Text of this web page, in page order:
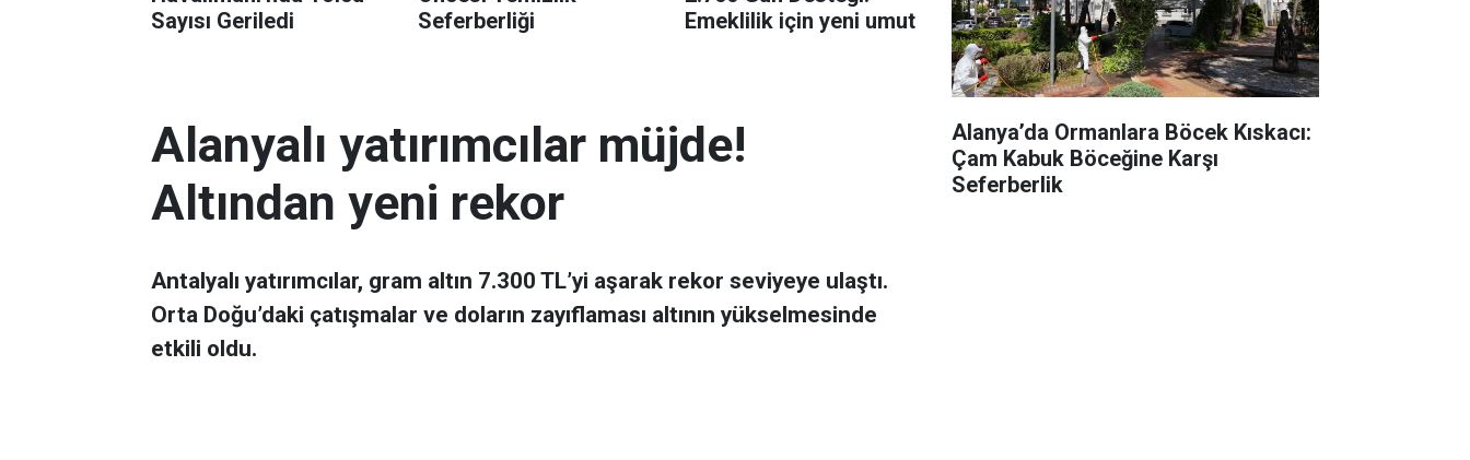
Sayısı Geriledi
Seferberliği
Emeklilik için yeni umut
Alanyalı yatırımcılar müjde!
Altından yeni rekor
Antalyalı yatırımcılar, gram altın 7.300 TL’yi aşarak rekor seviyeye ulaştı.
Orta Doğu’daki çatışmalar ve doların zayıflaması altının yükselmesinde
etkili oldu.
Alanya’da Ormanlara Böcek Kıskacı:
Çam Kabuk Böceğine Karşı
Seferberlik